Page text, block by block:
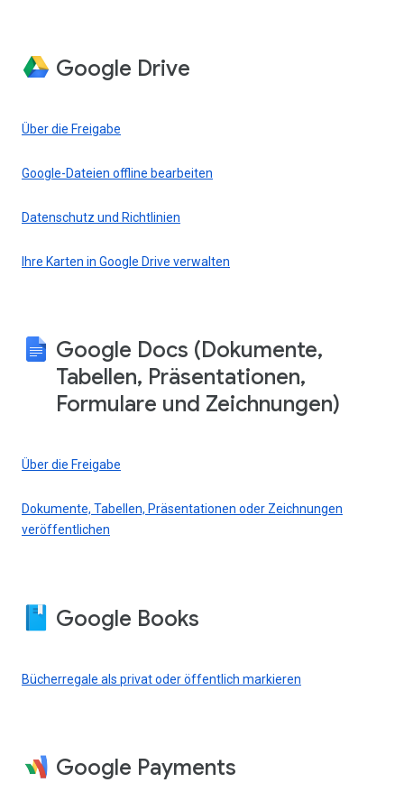
Google Drive
Über die Freigabe
Google-Dateien offline bearbeiten
Datenschutz und Richtlinien
Ihre Karten in Google Drive verwalten
Google Docs (Dokumente,
Tabellen, Präsentationen,
Formulare und Zeichnungen)
Über die Freigabe
Dokumente, Tabellen, Präsentationen oder Zeichnungen
veröffentlichen
Google Books
Bücherregale als privat oder öffentlich markieren
Google Payments